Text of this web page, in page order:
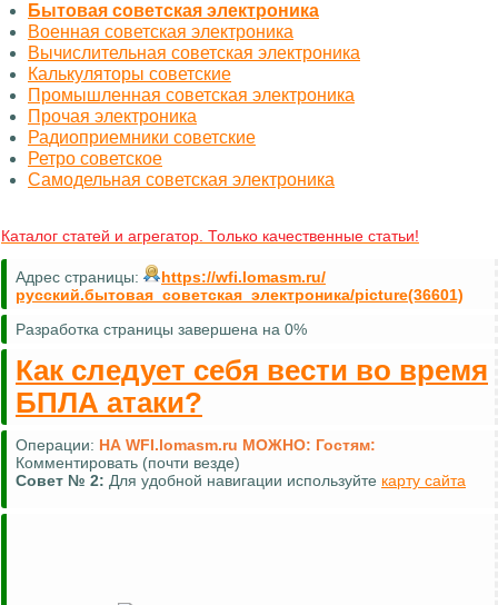
Бытовая советская электроника
Военная советская электроника
Вычислительная советская электроника
Калькуляторы советские
Промышленная советская электроника
Прочая электроника
Радиоприемники советские
Ретро советское
Самодельная советская электроника
Каталог статей и агрегатор. Только качественные статьи!
Адрес страницы:
https://wfi.lomasm.ru/
русский.бытовая_советская_электроника/picture(36601)
Разработка страницы завершена на 0%
Как следует себя вести во время
БПЛА атаки?
Операции: НА WFI.lomasm.ru МОЖНО: Гостям:
Комментировать (почти везде)
Совет № 2: Для удобной навигации используйте карту сайта